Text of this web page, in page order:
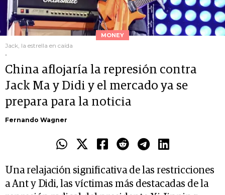
MONEY
Jack, la estrella en caída
.
China aflojaría la represión contra
Jack Ma y Didi y el mercado ya se
prepara para la noticia
Fernando Wagner
Una relajación significativa de las restricciones
a Ant y Didi, las víctimas más destacadas de la